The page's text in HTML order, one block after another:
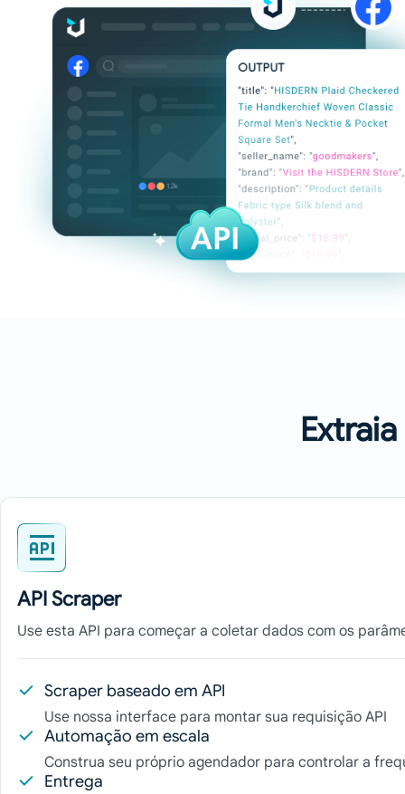
API Scraper
Use esta API para começar a coletar dados com os
Scraper baseado em API
Use nossa interface para montar sua requisição API
Automação em escala
Construa seu próprio agendador para controlar a
Entrega